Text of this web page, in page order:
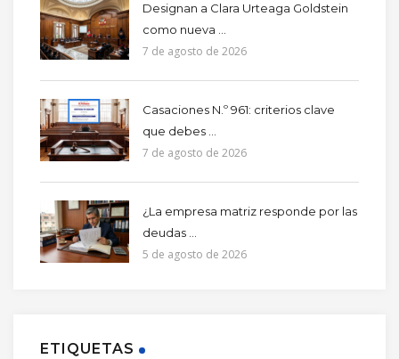
Designan a Clara Urteaga Goldstein
como nueva ...
7 de agosto de 2026
Casaciones N.º 961: criterios clave
que debes ...
7 de agosto de 2026
¿La empresa matriz responde por las
deudas ...
5 de agosto de 2026
ETIQUETAS